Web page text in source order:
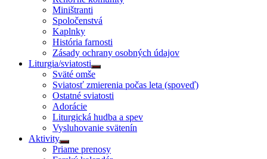
Miništranti
Spoločenstvá
Kaplnky
História farnosti
Zásady ochrany osobných údajov
Liturgia/sviatosti
Show
sub
menu
Sväté omše
Sviatosť zmierenia počas leta (spoveď)
Ostatné sviatosti
Adorácie
Liturgická hudba a spev
Vysluhovanie svätenín
Aktivity
Show
sub
Priame prenosy